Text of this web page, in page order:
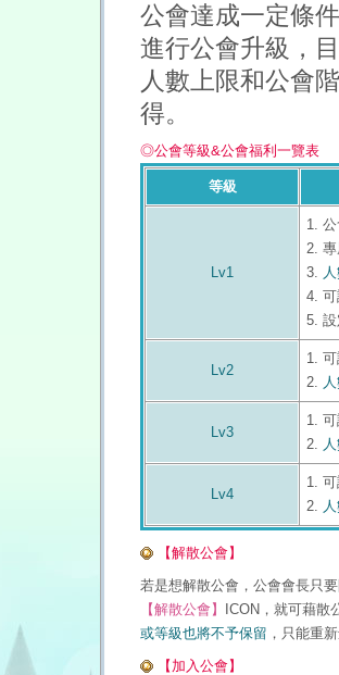
公會達成一定條
進行公會升級，
人數上限和公會
得。
◎公會等級&公會福利一覽表
等級
Lv1
1.
2.
3.
4.
5.
Lv2
1.
2.
Lv3
1.
2.
Lv4
1.
2.
【解散公會】
若是想解散公會，公會會長只
【解散公會】
ICON，就可藉散
或等級也將不予保留 ，只能重
【加入公會】